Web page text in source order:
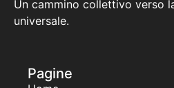
Un cammino collettivo verso
universale.
Pagine